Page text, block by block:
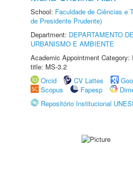
School: Faculdade de Ciências e
de Presidente Prudente)
Department: DEPARTAMENTO
URBANISMO E AMBIENTE
Academic Appointment Category:
title: MS-3.2
Orcid
CV Lattes
Scopus
Fapesp
Repositório Institucional